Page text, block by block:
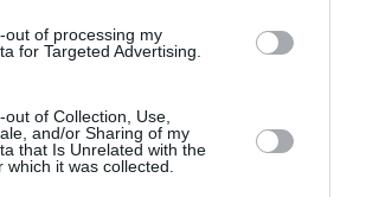
out of processing my
for Targeted Advertising.
of Collection, Use,
and/or Sharing of my
that Is Unrelated with the
which it was collected.
E DELLE FINANZE
2014 Estensione ai